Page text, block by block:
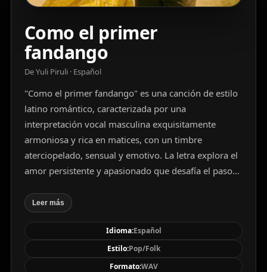
Como el primer
fandango
De Yuli Piruli · Español
"Como el primer fandango" es una canción de estilo
latino romántico, caracterizada por una
interpretación vocal masculina exquisitamente
armoniosa y rica en matices, con un timbre
aterciopelado, sensual y emotivo. La letra explora el
amor persistente y apasionado que desafía el paso
y resiliencia emocional. La melodía está modulada
los sentimientos en cada estribillo, mientras la
instrumentación apoya la atmósfera cálida y
envolvente de la composición. Una pieza ideal para
Leer más
Idioma:Español
Estilo:Pop/Folk
Formato:WAV